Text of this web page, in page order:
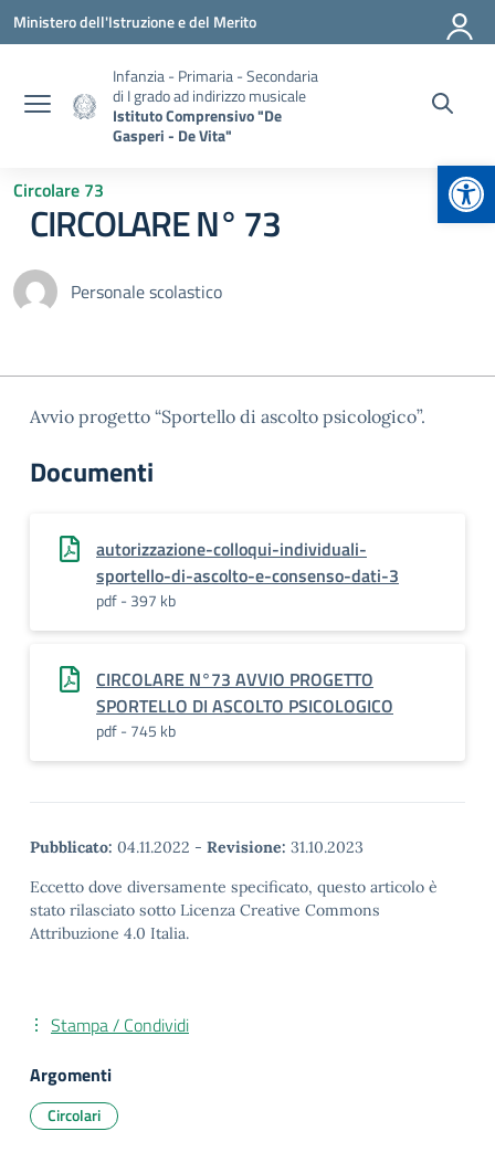
Vai ai contenuti
Vai al menu di navigazione
Vai al footer
Ministero dell'Istruzione e del Merito
Infanzia - Primaria - Secondaria
di I grado ad indirizzo musicale
Istituto Comprensivo "De
Gasperi - De Vita"
Circolare 73
CIRCOLARE N° 73
Personale scolastico
Avvio progetto “Sportello di ascolto psicologico”.
Documenti
autorizzazione-colloqui-individuali-
sportello-di-ascolto-e-consenso-dati-3
pdf - 397 kb
CIRCOLARE N°73 AVVIO PROGETTO
SPORTELLO DI ASCOLTO PSICOLOGICO
pdf - 745 kb
Pubblicato: 04.11.2022 - Revisione: 31.10.2023
Eccetto dove diversamente specificato, questo articolo è
stato rilasciato sotto Licenza Creative Commons
Attribuzione 4.0 Italia.
Stampa / Condividi
Argomenti
Circolari